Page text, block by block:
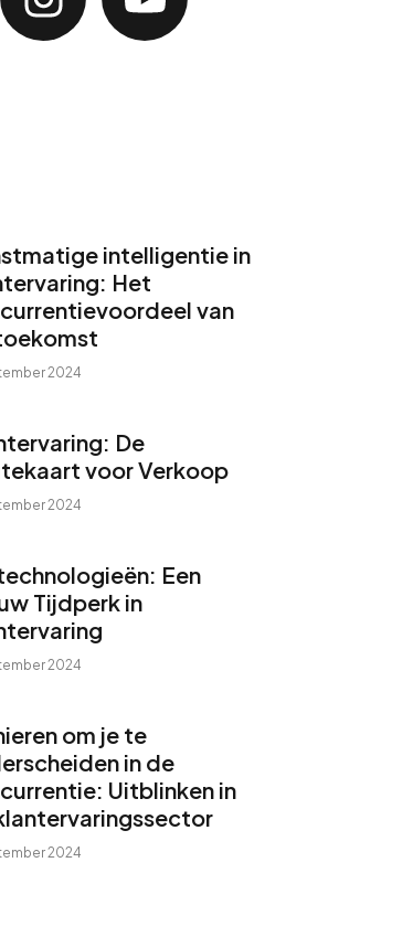
intelligentie in
Het
van
2024
De
voor Verkoop
2024
Een
Tijdperk in
2024
om je te
in de
Uitblinken in
2024